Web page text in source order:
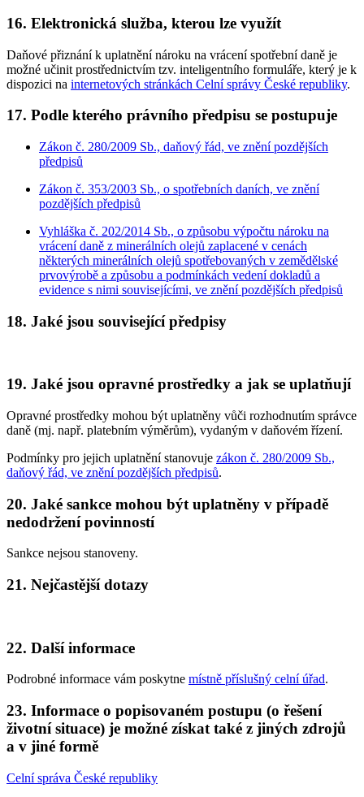
16. Elektronická služba, kterou lze využít
Daňové přiznání k uplatnění nároku na vrácení spotřební daně je
možné učinit prostřednictvím tzv. inteligentního formuláře, který je k
dispozici na internetových stránkách Celní správy České republiky.
17. Podle kterého právního předpisu se postupuje
Zákon č. 280/2009 Sb., daňový řád, ve znění pozdějších
předpisů
Zákon č. 353/2003 Sb., o spotřebních daních, ve znění
pozdějších předpisů
Vyhláška č. 202/2014 Sb., o způsobu výpočtu nároku na
vrácení daně z minerálních olejů zaplacené v cenách
některých minerálních olejů spotřebovaných v zemědělské
prvovýrobě a způsobu a podmínkách vedení dokladů a
evidence s nimi souvisejícími, ve znění pozdějších předpisů
18. Jaké jsou související předpisy
19. Jaké jsou opravné prostředky a jak se uplatňují
Opravné prostředky mohou být uplatněny vůči rozhodnutím správce
daně (mj. např. platebním výměrům), vydaným v daňovém řízení.
Podmínky pro jejich uplatnění stanovuje zákon č. 280/2009 Sb.,
daňový řád, ve znění pozdějších předpisů.
20. Jaké sankce mohou být uplatněny v případě
nedodržení povinností
Sankce nejsou stanoveny.
21. Nejčastější dotazy
22. Další informace
Podrobné informace vám poskytne místně příslušný celní úřad.
23. Informace o popisovaném postupu (o řešení
životní situace) je možné získat také z jiných zdrojů
a v jiné formě
Celní správa České republiky